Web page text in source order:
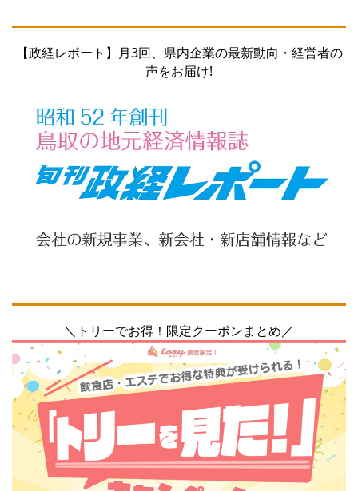
【政経レポート】月3回、県内企業の最新動向・経営者の
声をお届け!
＼トリーでお得！限定クーポンまとめ／